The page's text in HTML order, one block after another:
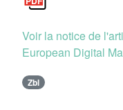
Voir la notice de
European Digital
Zbl